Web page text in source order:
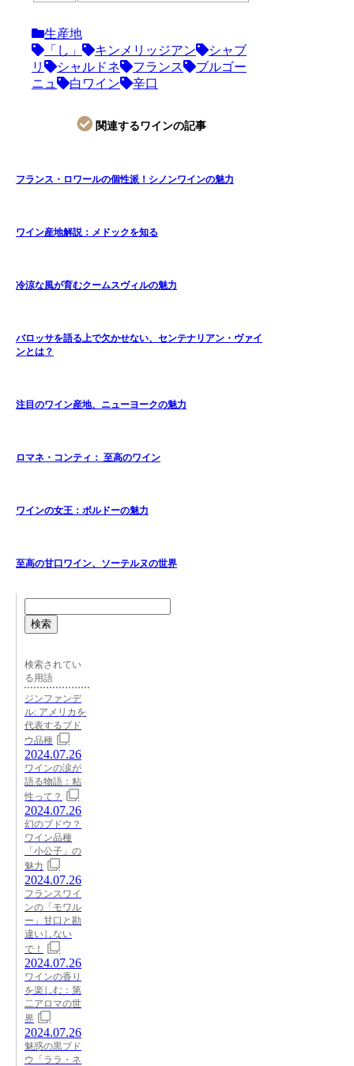
生産地
「し」
キンメリッジアン
シャブ
リ
シャルドネ フランス
ブルゴー
ニュ
白ワイン 辛口
関連するワインの記事
フランス・ロワールの個性派！シノンワインの魅力
ワイン産地解説：メドックを知る
冷涼な風が育むクームスヴィルの魅力
バロッサを語る上で欠かせない、センテナリアン・ヴァイ
ンとは？
注目のワイン産地、ニューヨークの魅力
ロマネ・コンティ： 至高のワイン
ワインの女王：ボルドーの魅力
至高の甘口ワイン、ソーテルヌの世界
検索
検索されてい
る用語
ジンファンデ
ル: アメリカを
代表するブド
ウ品種
2024.07.26
ワインの涙が
語る物語：粘
性って？
2024.07.26
幻のブドウ？
ワイン品種
「小公子」の
魅力
2024.07.26
フランスワイ
ンの「モワル
ー」甘口と勘
違いしない
で！
2024.07.26
ワインの香り
を楽しむ：第
二アロマの世
界
2024.07.26
魅惑の黒ブド
ウ「ララ・ネ